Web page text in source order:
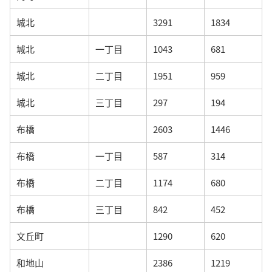
城北 3291 1834
城北 一丁目 1043 681
城北 二丁目 1951 959
城北 三丁目 297 194
布橋 2603 1446
布橋 一丁目 587 314
布橋 二丁目 1174 680
布橋 三丁目 842 452
文丘町 1290 620
和地山 2386 1219